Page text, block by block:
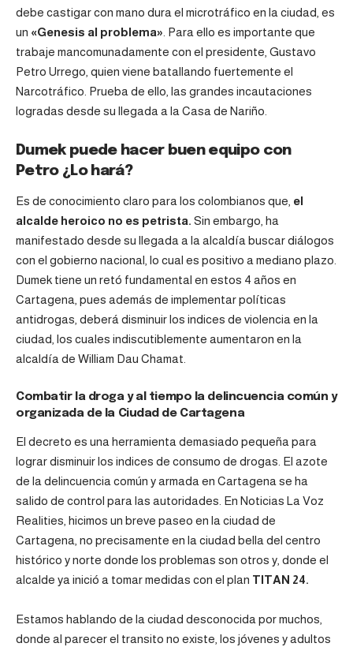
debe castigar con mano dura el microtráfico en la ciudad, es
un «Genesis al problema» . Para ello es importante que
trabaje mancomunadamente con el presidente, Gustavo
Petro Urrego, quien viene batallando fuertemente el
Narcotráfico. Prueba de ello, las grandes incautaciones
logradas desde su llegada a la Casa de Nariño.
Dumek puede hacer buen equipo con
Petro ¿Lo hará?
Es de conocimiento claro para los colombianos que, el
alcalde heroico no es petrista. Sin embargo, ha
manifestado desde su llegada a la alcaldía buscar diálogos
con el gobierno nacional, lo cual es positivo a mediano plazo.
Dumek tiene un retó fundamental en estos 4 años en
Cartagena, pues además de implementar políticas
antidrogas, deberá disminuir los indices de violencia en la
ciudad, los cuales indiscutiblemente aumentaron en la
alcaldía de William Dau Chamat.
Combatir la droga y al tiempo la delincuencia común y
organizada de la Ciudad de Cartagena
El decreto es una herramienta demasiado pequeña para
lograr disminuir los indices de consumo de drogas. El azote
de la delincuencia común y armada en Cartagena se ha
salido de control para las autoridades. En Noticias La Voz
Realities, hicimos un breve paseo en la ciudad de
Cartagena, no precisamente en la ciudad bella del centro
histórico y norte donde los problemas son otros y, donde el
alcalde ya inició a tomar medidas con el plan TITAN 24.
Estamos hablando de la ciudad desconocida por muchos,
donde al parecer el transito no existe, los jóvenes y adultos